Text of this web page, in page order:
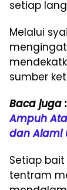
setiap
Melalui
sumber
Baca juga :
Ampuh
dan Alami
Setiap
tentram